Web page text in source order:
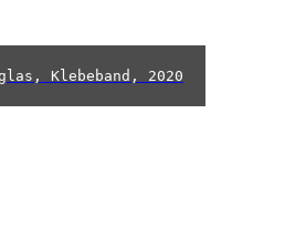
Klebeband, 2020